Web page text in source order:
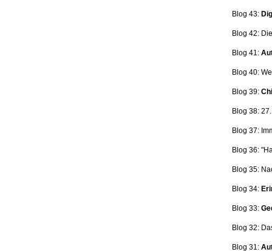
Blog 43:
Blog 42:
Blog 41:
Blog 40:
Blog 39:
Blog 38:
Blog 37:
Blog 36:
Blog 35:
Blog 34:
Blog 33:
Blog 32:
Blog 31: